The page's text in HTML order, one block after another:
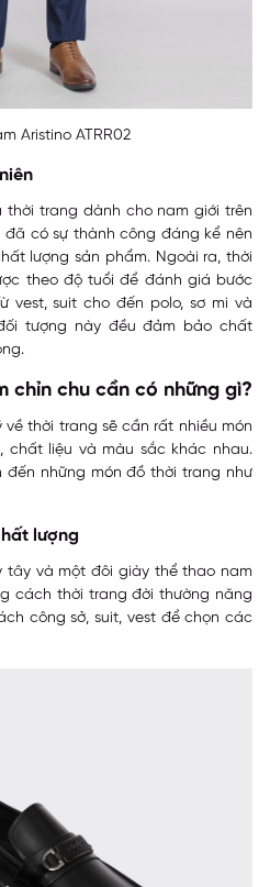
Aristino ATRR02
thời trang dành cho nam giới trên
có sự thành công đáng kể nên
lượng sản phẩm. Ngoài ra, thời
theo độ tuổi để đánh giá bước
vest, suit cho đến polo, sơ mi và
tượng này đều đảm bảo chất
chỉn chu cần có những gì?
thời trang sẽ cần rất nhiều món
chất liệu và màu sắc khác nhau.
đến những món đồ thời trang như
lượng
tây và một đôi giày thể thao nam
cách thời trang đời thường năng
công sở, suit, vest để chọn các